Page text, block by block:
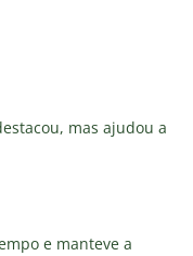
mas ajudou a
e manteve a